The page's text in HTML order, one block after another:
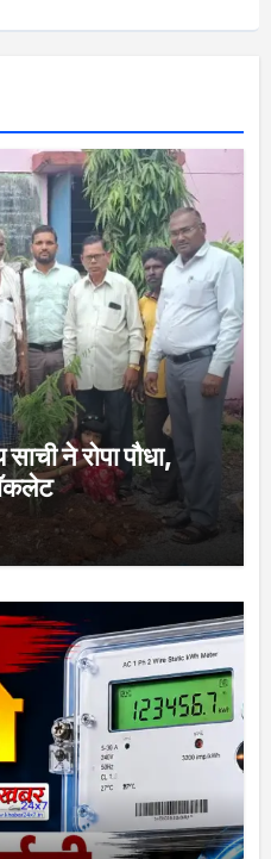
साची ने रोपा पौधा,